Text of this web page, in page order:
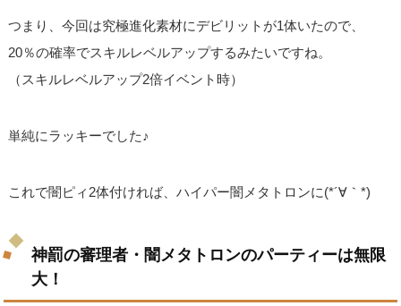
つまり、今回は究極進化素材にデビリットが1体いたので、
20％の確率でスキルレベルアップするみたいですね。
（スキルレベルアップ2倍イベント時）
単純にラッキーでした♪
これで闇ピィ2体付ければ、ハイパー闇メタトロンに(*´∀｀*)
神罰の審理者・闇メタトロンのパーティーは無限
大！